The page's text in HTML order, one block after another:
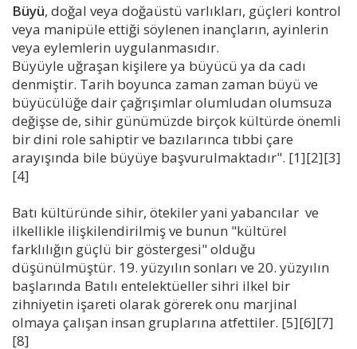
Büyü, doğal veya doğaüstü varlıkları, güçleri kontrol
veya manipüle ettiği söylenen inançların, ayinlerin
veya eylemlerin uygulanmasıdır.
Büyüyle uğraşan kişilere ya büyücü ya da cadı
denmiştir. Tarih boyunca zaman zaman büyü ve
büyücülüğe dair çağrışımlar olumludan olumsuza
değişse de, sihir günümüzde birçok kültürde önemli
bir dini role sahiptir ve bazılarınca tıbbi çare
arayışında bile büyüye başvurulmaktadır". [1][2][3]
[4]
Batı kültüründe sihir, ötekiler yani yabancılar ve
ilkellikle ilişkilendirilmiş ve bunun "kültürel
farklılığın güçlü bir göstergesi" olduğu
düşünülmüştür. 19. yüzyılın sonları ve 20. yüzyılın
başlarında Batılı entelektüeller sihri ilkel bir
zihniyetin işareti olarak görerek onu marjinal
olmaya çalışan insan gruplarına atfettiler. [5][6][7]
[8]